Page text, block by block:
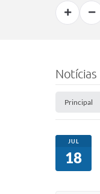
Notícias
Principal
JUL
18